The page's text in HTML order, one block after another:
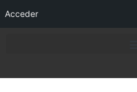
Acceder